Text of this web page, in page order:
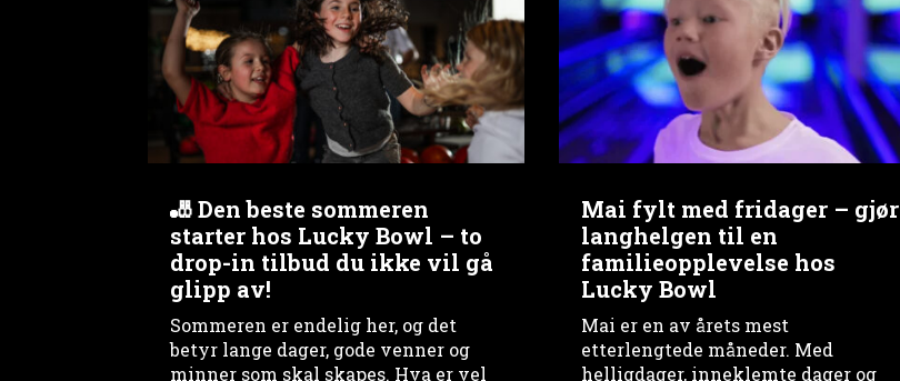
🎳 Den beste sommeren
starter hos Lucky Bowl – to
drop-in tilbud du ikke vil gå
glipp av!
Sommeren er endelig her, og det
betyr lange dager, gode venner og
minner som skal skapes. Hva er vel
Mai fylt med fridager – gjør
langhelgen til en
familieopplevelse hos
Lucky Bowl
Mai er en av årets mest
etterlengtede måneder. Med
helligdager, inneklemte dager og